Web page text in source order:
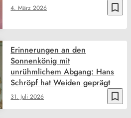
bookmark_border
4. März 2026
bookmark_border
31. Juli 2026
Erinnerungen an den
Sonnenkönig mit
unrühmlichem Abgang: Hans
Schröpf hat Weiden geprägt